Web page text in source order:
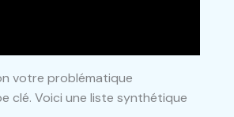
votre problématique
clé. Voici une liste synthétique